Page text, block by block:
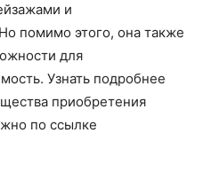
и
помимо этого, она также
для
Узнать подробнее
приобретения
по ссылке